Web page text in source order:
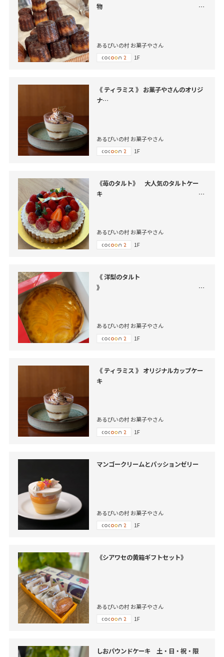
あるぴいの村 お菓子やさん
1F
《 ティラミス 》 お菓子やさんのオリジ
ナ
あるぴいの村 お菓子やさん
1F
《苺のタルト》 大人気のタルトケー
あるぴいの村 お菓子やさん
1F
《 洋梨のタルト
》
あるぴいの村 お菓子やさん
1F
《 ティラミス 》 オリジナルカップケー
キ
あるぴいの村 お菓子やさん
1F
マンゴークリームとパッションゼリー
あるぴいの村 お菓子やさん
1F
《シアワセの黄箱ギフトセット》
あるぴいの村 お菓子やさん
1F
しおパウンドケーキ 土・日・祝・限